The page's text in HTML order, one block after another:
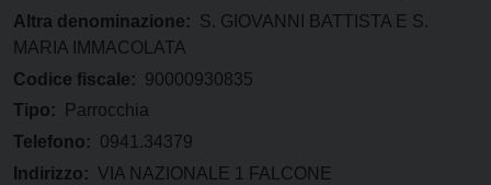
Altra denominazione: S. GIOVANNI BATTISTA E S.
MARIA IMMACOLATA
Codice fiscale: 90000930835
Tipo:
Parrocchia
Telefono: 0941.34379
Indirizzo: VIA NAZIONALE 1 FALCONE